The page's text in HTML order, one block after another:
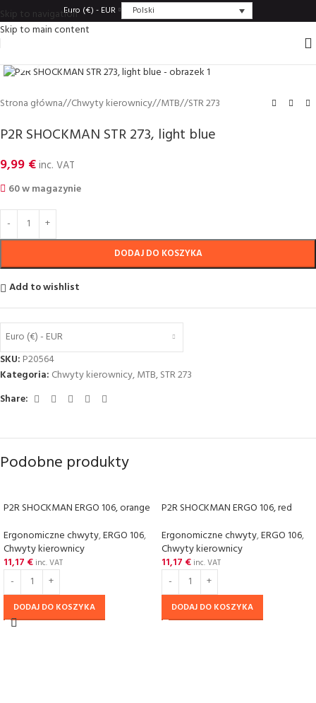
Skip to navigation
Skip to main content
Euro (€) - EUR Polski
Strona główna/ Chwyty kierownicy/ MTB/ STR 273
P2R SHOCKMAN STR 273, light blue
9,99 €inc. VAT
60 w magazynie
DODAJ DO KOSZYKA
Add to wishlist
Euro (€) - EUR
SKU: P20564
Kategoria: Chwyty kierownicy,MTB,STR 273
Share:
Podobne produkty
P2R SHOCKMAN ERGO 106, orange
Ergonomiczne chwyty,ERGO 106,
Chwyty kierownicy
11,17 € inc. VAT
DODAJ DO KOSZYKA
P2R SHOCKMAN ERGO 106, red
Ergonomiczne chwyty,ERGO 106,
Chwyty kierownicy
11,17 € inc. VAT
DODAJ DO KOSZYKA